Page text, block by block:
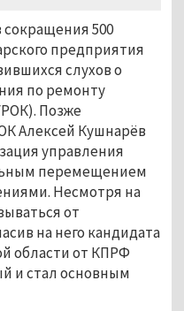
500
предприятия
слухов о
по ремонту
Позже
Алексей Кушнарёв
управления
перемещением
Несмотря на
от
на него кандидата
области от КПРФ
и стал основным